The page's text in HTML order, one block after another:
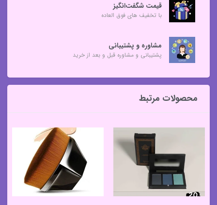
قیمت شگفت‌انگیز
با تخفیف های فوق العاده
مشاوره و پشتیبانی
پشتیبانی و مشاوره قبل و بعد از خرید
محصولات مرتبط